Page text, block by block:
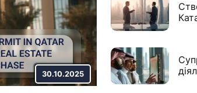
30.10.2025